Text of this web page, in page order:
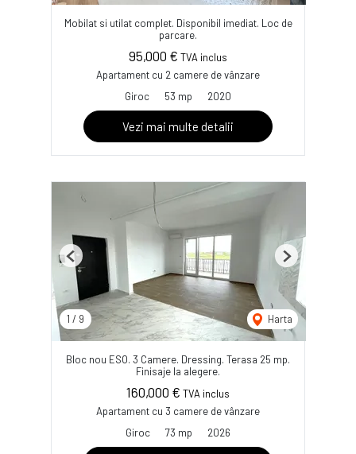
Mobilat si utilat complet. Disponibil imediat. Loc de
parcare.
95,000 € TVA inclus
Apartament cu 2 camere de vânzare
Giroc
53 mp 2020
Vezi mai multe detalii
1 / 9 Harta
Previous Next
Bloc nou ESO. 3 Camere. Dressing. Terasa 25 mp.
Finisaje la alegere.
160,000 € TVA inclus
Apartament cu 3 camere de vânzare
Giroc
73 mp 2026